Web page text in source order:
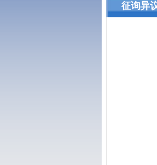
征询异